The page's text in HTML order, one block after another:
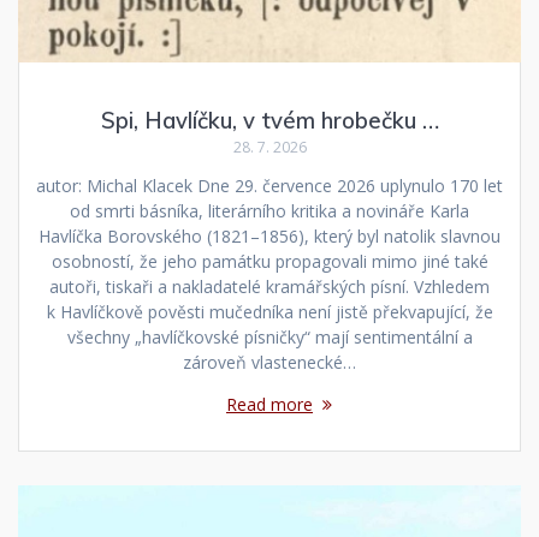
Spi, Havlíčku, v tvém hrobečku …
28. 7. 2026
autor: Michal Klacek Dne 29. července 2026 uplynulo 170 let
od smrti básníka, literárního kritika a novináře Karla
Havlíčka Borovského (1821–1856), který byl natolik slavnou
osobností, že jeho památku propagovali mimo jiné také
autoři, tiskaři a nakladatelé kramářských písní. Vzhledem
k Havlíčkově pověsti mučedníka není jistě překvapující, že
všechny „havlíčkovské písničky“ mají sentimentální a
zároveň vlastenecké…
Read more